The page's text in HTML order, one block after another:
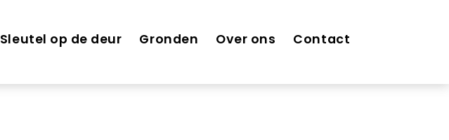
Sleutel op de deur Gronden Over ons Contact